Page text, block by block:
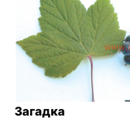
Загадка